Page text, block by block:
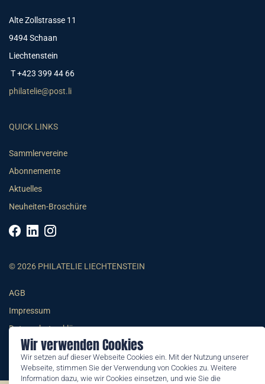
Wir verwenden Cookies
Wir setzen auf dieser Webseite Cookies ein. Mit der Nutzung unserer
Webseite, stimmen Sie der Verwendung von Cookies zu. Weitere
Information dazu, wie wir Cookies einsetzen, und wie Sie die
Alte Zollstrasse 11
9494 Schaan
Liechtenstein
T +423 399 44 66
philatelie@post.li
QUICK LINKS
Sammlervereine
Abonnemente
Aktuelles
Neuheiten-Broschüre
© 2026 PHILATELIE LIECHTENSTEIN
AGB
Impressum
Datenschutzerklärung